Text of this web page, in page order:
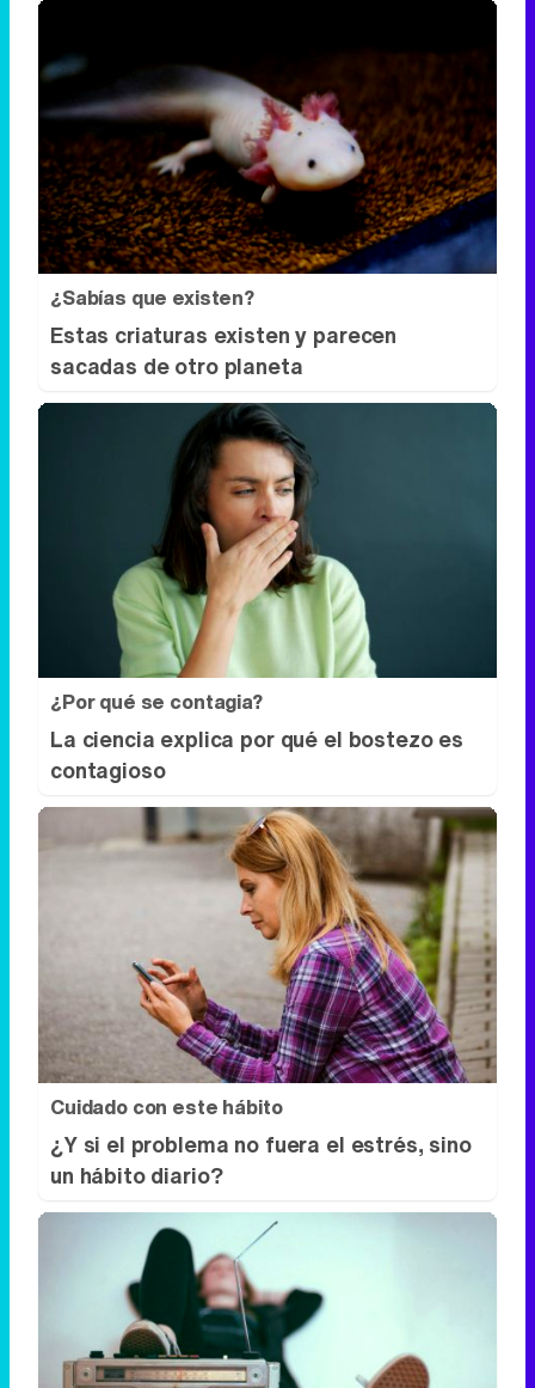
¿Sabías que existen?
Estas criaturas existen y parecen
sacadas de otro planeta
¿Por qué se contagia?
La ciencia explica por qué el bostezo es
contagioso
Cuidado con este hábito
¿Y si el problema no fuera el estrés, sino
un hábito diario?